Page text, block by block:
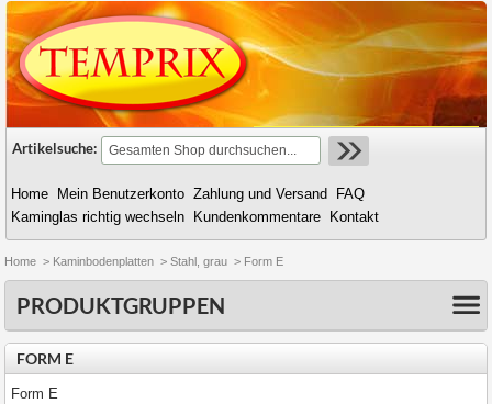
Artikelsuche:
Home Mein Benutzerkonto Zahlung und Versand
FAQ
Kaminglas richtig wechseln
Kundenkommentare Kontakt
Home > Kaminbodenplatten > Stahl, grau > Form E
PRODUKTGRUPPEN
FORM E
Form E